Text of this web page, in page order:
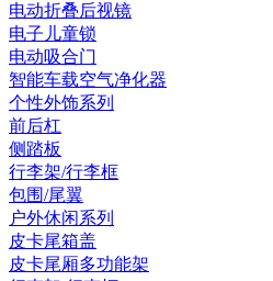
电动折叠后视镜
电子儿童锁
电动吸合门
智能车载空气净化器
个性外饰系列
前后杠
侧踏板
行李架/行李框
包围/尾翼
户外休闲系列
皮卡尾箱盖
皮卡尾厢多功能架